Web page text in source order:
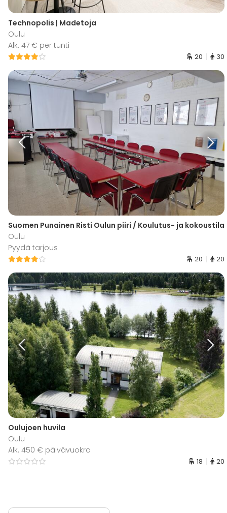
Technopolis | Madetoja
Oulu
Alk. 47 € per tunti
20 30
Suomen Punainen Risti Oulun piiri / Koulutus- ja kokoustila
Oulu
Pyydä tarjous
20 20
Oulujoen huvila
Oulu
Alk. 450 € päivävuokra
18 20